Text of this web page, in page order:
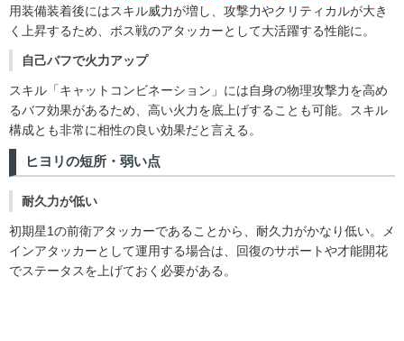
用装備装着後にはスキル威力が増し、攻撃力やクリティカルが大き
く上昇するため、ボス戦のアタッカーとして大活躍する性能に。
自己バフで火力アップ
スキル「キャットコンビネーション」には自身の物理攻撃力を高め
るバフ効果があるため、高い火力を底上げすることも可能。スキル
構成とも非常に相性の良い効果だと言える。
ヒヨリの短所・弱い点
耐久力が低い
初期星1の前衛アタッカーであることから、耐久力がかなり低い。メ
インアタッカーとして運用する場合は、回復のサポートや才能開花
でステータスを上げておく必要がある。